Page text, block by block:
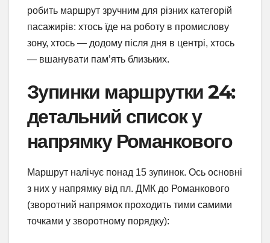
робить маршрут зручним для різних категорій
пасажирів: хтось їде на роботу в промислову
зону, хтось — додому після дня в центрі, хтось
— вшанувати пам’ять близьких.
Зупинки маршрутки 24:
детальний список у
напрямку Романкового
Маршрут налічує понад 15 зупинок. Ось основні
з них у напрямку від пл. ДМК до Романкового
(зворотний напрямок проходить тими самими
точками у зворотному порядку):